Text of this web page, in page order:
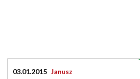
03.01.2015 Janusz